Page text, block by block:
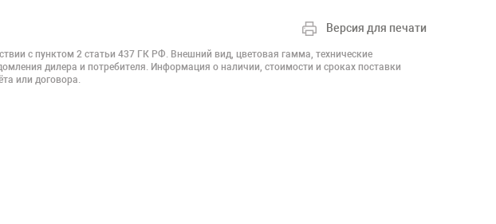
Версия для печати
с пунктом 2 статьи 437 ГК РФ. Внешний вид, цветовая гамма, технические
дилера и потребителя. Информация о наличии, стоимости и сроках поставки
или договора.